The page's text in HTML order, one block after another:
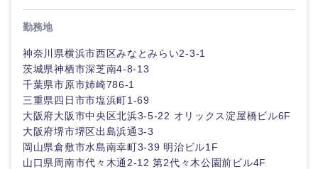
勤務地
神奈川県横浜市西区みなとみらい2-3-1
茨城県神栖市深芝南4-8-13
千葉県市原市姉崎786-1
三重県四日市市塩浜町1-69
大阪府大阪市中央区北浜3-5-22 オリックス淀屋橋ビル6F
大阪府堺市堺区出島浜通3-3
岡山県倉敷市水島南幸町3-39 明治ビル1F
山口県周南市代々木通2-12 第2代々木公園前ビル4F